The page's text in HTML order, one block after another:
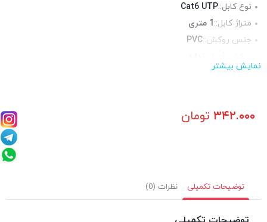
نوع کابل::Cat6 UTP
متراژ کابل::1 متری
جنس روکش::PVC
روکش شیلد::
نمایش بیشتر
۳۴۲.۰۰۰ تومان
توضیحات تکمیلی نظرات (0)